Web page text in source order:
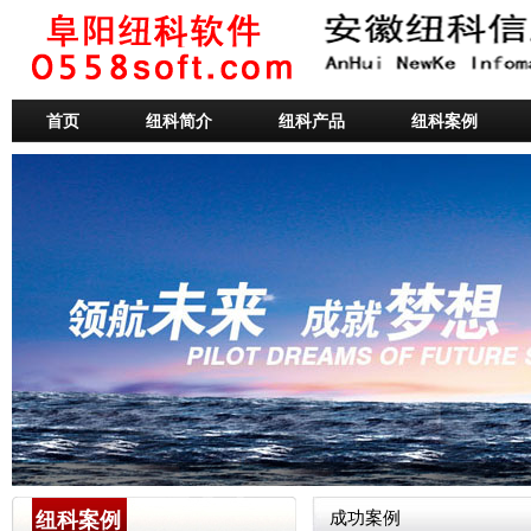
首页 纽科简介 纽科产品 纽科案例
纽科案例 成功案例